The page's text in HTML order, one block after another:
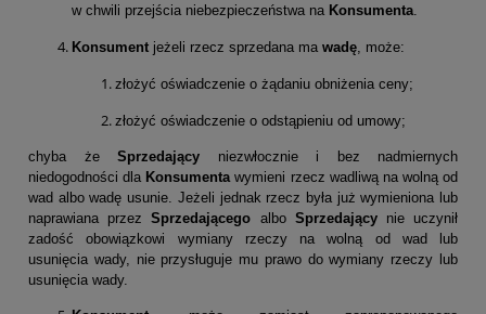
w chwili przejścia niebezpieczeństwa na Konsumenta
Konsument jeżeli rzecz sprzedana ma wadę , może:
złożyć oświadczenie o żądaniu obniżenia ceny;
złożyć oświadczenie o odstąpieniu od umowy;
chyba że Sprzedający niezwłocznie i bez nadmiernych
niedogodności dla Konsumenta wymieni rzecz wadliwą na wolną od
wad albo wadę usunie. Jeżeli jednak rzecz była już wymieniona lub
naprawiana przezSprzedającego albo Sprzedającynie uczynił
zadość obowiązkowi wymiany rzeczy na wolną od wad lub
usunięcia wady, nie przysługuje mu prawo do wymiany rzeczy lub
usunięcia wady.